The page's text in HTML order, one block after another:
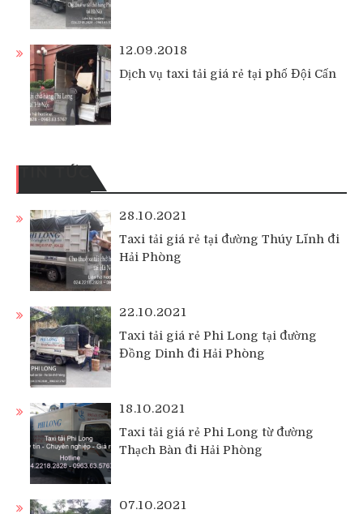
12.09.2018
Dịch vụ taxi tải giá rẻ tại phố Đội Cấn
TIN TỨC
28.10.2021
Taxi tải giá rẻ tại đường Thúy Lĩnh đi
Hải Phòng
22.10.2021
Taxi tải giá rẻ Phi Long tại đường
Đồng Dinh đi Hải Phòng
18.10.2021
Taxi tải giá rẻ Phi Long từ đường
Thạch Bàn đi Hải Phòng
07.10.2021